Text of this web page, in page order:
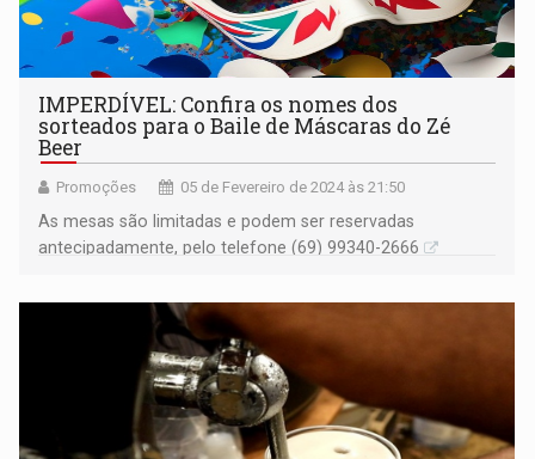
IMPERDÍVEL: Confira os nomes dos
sorteados para o Baile de Máscaras do Zé
Beer
Promoções 05 de Fevereiro de 2024 às 21:50
As mesas são limitadas e podem ser reservadas
antecipadamente, pelo telefone (69) 99340-2666